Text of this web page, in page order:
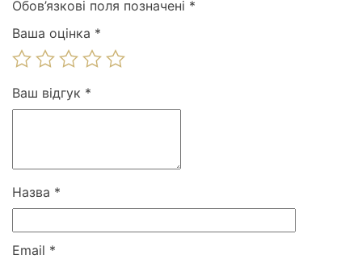
Обов’язкові поля позначені *
Ваша оцінка *
Ваш відгук *
Назва *
Email *